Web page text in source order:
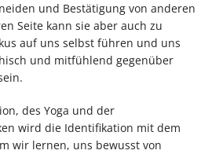
und Bestätigung von anderen
Seite kann sie aber auch zu
auf uns selbst führen und uns
und mitfühlend gegenüber
des Yoga und der
wird die Identifikation mit dem
wir lernen, uns bewusst von